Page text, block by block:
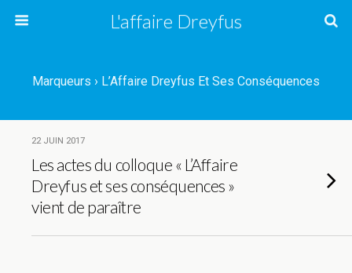
L'affaire Dreyfus
Marqueurs › L’Affaire Dreyfus Et Ses Conséquences
22 JUIN 2017
Les actes du colloque « L’Affaire
Dreyfus et ses conséquences »
vient de paraître